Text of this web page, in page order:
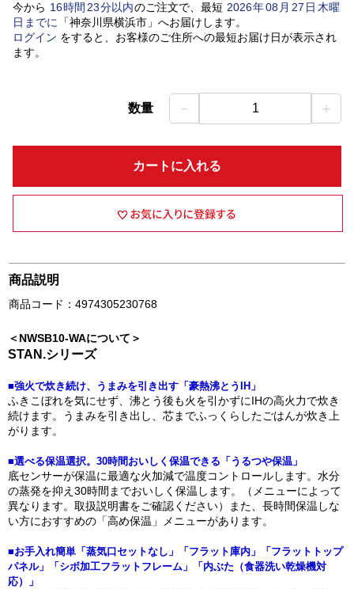
今から 16時間 23分以内のご注文で、最短 2026年08 月 27 日木曜
日 までに 「神奈川県横浜市」 へお届けします。
ログイン をすると、お客様のご住所への最短お届け日が表示され
ます。
数量 － 1 ＋
カートに入れる
商品説明
商品コード：4974305230768
＜NWSB10-WAについて＞
STAN.シリーズ
■強火で炊き続け、うまみを引き出す「豪熱沸とうIH」
ふきこぼれを気にせず、沸とう後も火を引かずにIHの高火力で炊き
続けます。うまみを引き出し、芯までふっくらしたごはんが炊き上
がります。
■選べる保温選択。30時間おいしく保温できる「うるつや保温」
底センサーが保温に最適な火加減で温度コントロールします。水分
の蒸発を抑え30時間までおいしく保温します。（メニューによって
異なります。取扱説明書をご確認ください）また、長時間保温しな
い方におすすめの「高め保温」メニューがあります。
■お手入れ簡単「蒸気口セットなし」「フラット庫内」「フラットトップ
パネル」「シボ加工フラットフレーム」「内ぶた（食器洗い乾燥機対
応）」